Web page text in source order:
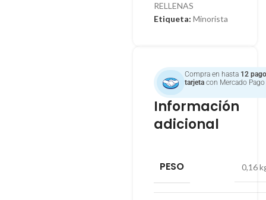
RELLENAS
Etiqueta: Minorista
Compra en hasta 12
tarjetacon Mercado Pago
Información
adicional
PESO 0,16